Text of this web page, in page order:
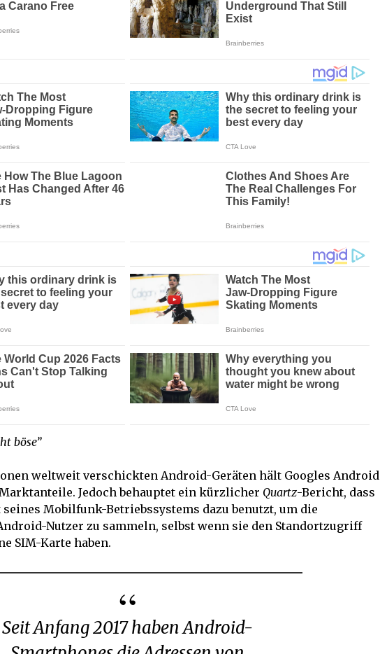
böse”
weltweit verschickten Android-Geräten hält Googles Android
Jedoch behauptet ein kürzlicher Quartz-Bericht, dass
Mobilfunk-Betriebssystems dazu benutzt, um die
Nutzer zu sammeln, selbst wenn sie den Standortzugriff
SIM-Karte haben.
Seit Anfang 2017 haben Android-